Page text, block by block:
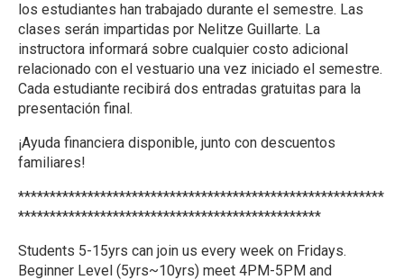
los estudiantes han trabajado durante el semestre. Las
clases serán impartidas por Nelitze Guillarte. La
instructora informará sobre cualquier costo adicional
relacionado con el vestuario una vez iniciado el semestre.
Cada estudiante recibirá dos entradas gratuitas para la
presentación final.
¡Ayuda financiera disponible, junto con descuentos
familiares!
**********************************************************
************************************************
Students 5-15yrs can join us every week on Fridays.
Beginner Level (5yrs~10yrs) meet 4PM-5PM and